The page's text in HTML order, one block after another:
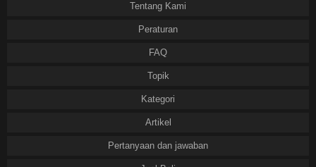
Tentang Kami
Peraturan
FAQ
Topik
Kategori
Artikel
Pertanyaan dan jawaban